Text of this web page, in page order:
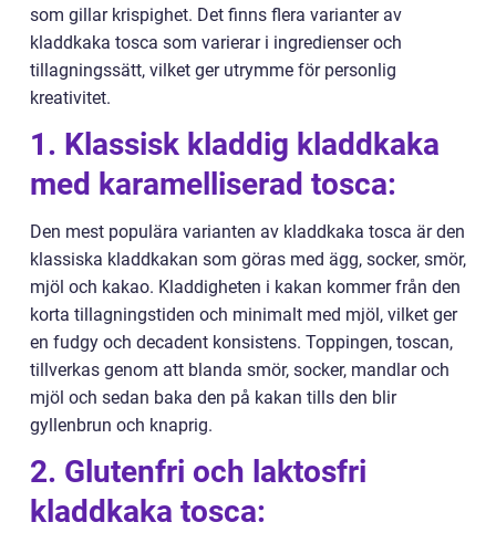
som gillar krispighet. Det finns flera varianter av
kladdkaka tosca som varierar i ingredienser och
tillagningssätt, vilket ger utrymme för personlig
kreativitet.
1. Klassisk kladdig kladdkaka
med karamelliserad tosca:
Den mest populära varianten av kladdkaka tosca är den
klassiska kladdkakan som göras med ägg, socker, smör,
mjöl och kakao. Kladdigheten i kakan kommer från den
korta tillagningstiden och minimalt med mjöl, vilket ger
en fudgy och decadent konsistens. Toppingen, toscan,
tillverkas genom att blanda smör, socker, mandlar och
mjöl och sedan baka den på kakan tills den blir
gyllenbrun och knaprig.
2. Glutenfri och laktosfri
kladdkaka tosca: